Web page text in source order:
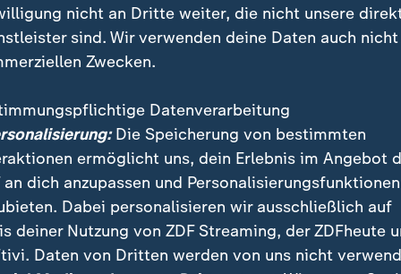
auf dem Anlaufturm fünf, sechs, sieben Mal die
für die Springer umgesteckt werden muss. Da
Philipp Raimund.
von Raimund zählt am Ende
Zeit, der Schneefall wurde immer stärker und
Pause und der Einsatz von Bläsern, die die
Dann legte Raimund einen Monstersprung
brachte.
nicht an Dritte weiter, die nicht unsere
sind. Wir verwenden deine Daten auch nicht
Zwecken.
Datenverarbeitung
Die Speicherung von bestimmten
ermöglicht uns, dein Erlebnis im Angebot
an dich anzupassen und Personalisierungsfunktionen
Dabei personalisieren wir ausschließlich auf
deiner Nutzung von ZDF Streaming, der ZDFheute
Daten von Dritten werden von uns nicht